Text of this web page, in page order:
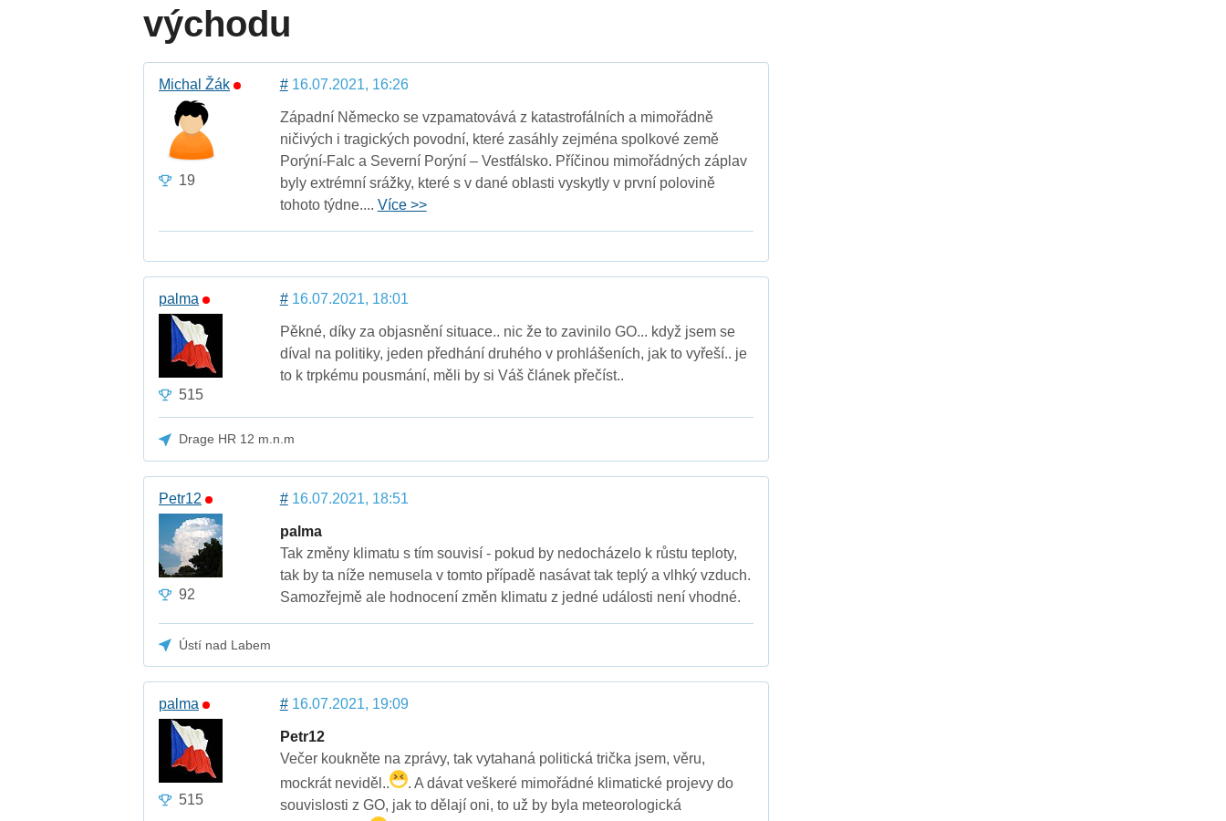
východu
Michal Žák
19
#16.07.2021, 16:26
Západní Německo se vzpamatovává z katastrofálních a mimořádně
ničivých i tragických povodní, které zasáhly zejména spolkové země
Porýní-Falc a Severní Porýní – Vestfálsko. Příčinou mimořádných záplav
byly extrémní srážky, které s v dané oblasti vyskytly v první polovině
tohoto týdne.... Více >>
palma
515
#16.07.2021, 18:01
Pěkné, díky za objasnění situace.. nic že to zavinilo GO... když jsem se
díval na politiky, jeden předhání druhého v prohlášeních, jak to vyřeší.. je
to k trpkému pousmání, měli by si Váš článek přečíst..
Drage HR 12 m.n.m
Petr12
92
#16.07.2021, 18:51
palma
Tak změny klimatu s tím souvisí - pokud by nedocházelo k růstu teploty,
tak by ta níže nemusela v tomto případě nasávat tak teplý a vlhký vzduch.
Samozřejmě ale hodnocení změn klimatu z jedné události není vhodné.
Ústí nad Labem
palma
515
#16.07.2021, 19:09
Petr12
Večer koukněte na zprávy, tak vytahaná politická trička jsem, věru,
mockrát neviděl..
. A dávat veškeré mimořádné klimatické projevy do
souvislosti z GO, jak to dělají oni, to už by byla meteorologická